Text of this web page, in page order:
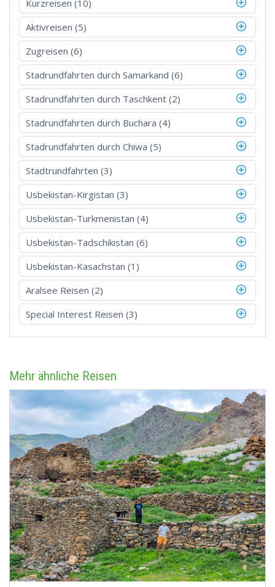
Kurzreisen (10)
Aktivreisen (5)
Zugreisen (6)
Stadrundfahrten durch Samarkand (6)
Stadrundfahrten durch Taschkent (2)
Stadrundfahrten durch Buchara (4)
Stadrundfahrten durch Chiwa (5)
Stadtrundfahrten (3)
Usbekistan-Kirgistan (3)
Usbekistan-Turkmenistan (4)
Usbekistan-Tadschikistan (6)
Usbekistan-Kasachstan (1)
Aralsee Reisen (2)
Special Interest Reisen (3)
Mehr ähnliche Reisen